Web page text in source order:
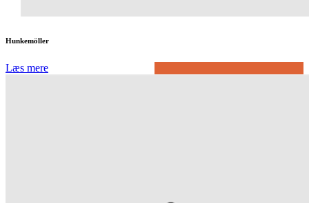
Hunkemöller
Læs mere